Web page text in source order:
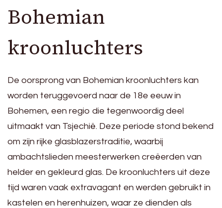
Bohemian
kroonluchters
De oorsprong van Bohemian kroonluchters kan
worden teruggevoerd naar de 18e eeuw in
Bohemen, een regio die tegenwoordig deel
uitmaakt van Tsjechië. Deze periode stond bekend
om zijn rijke glasblazerstraditie, waarbij
ambachtslieden meesterwerken creëerden van
helder en gekleurd glas. De kroonluchters uit deze
tijd waren vaak extravagant en werden gebruikt in
kastelen en herenhuizen, waar ze dienden als